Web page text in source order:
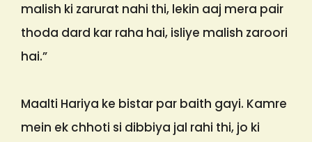
malish ki zarurat nahi thi, lekin aaj mera pair
thoda dard kar raha hai, isliye malish zaroori
hai.”
Maalti Hariya ke bistar par baith gayi. Kamre
mein ek chhoti si dibbiya jal rahi thi, jo ki